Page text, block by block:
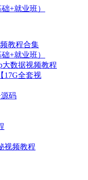
+就业班）
教程合集
+就业班）
大数据视频教程
17G全套视
码
视频教程